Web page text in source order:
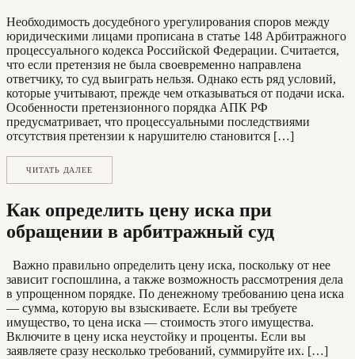
Необходимость досудебного урегулирования споров между
юридическими лицами прописана в статье 148 Арбитражного
процессуального кодекса Российской Федерации. Считается,
что если претензия не была своевременно направлена
ответчику, то суд выиграть нельзя. Однако есть ряд условий,
которые учитывают, прежде чем отказываться от подачи иска.
Особенности претензионного порядка АПК РФ
предусматривает, что процессуальными последствиями
отсутствия претензии к нарушителю становится […]
ЧИТАТЬ ДАЛЕЕ
Как определить цену иска при
обращении в арбитражный суд
Важно правильно определить цену иска, поскольку от нее
зависит госпошлина, а также возможность рассмотрения дела
в упрощенном порядке. По денежному требованию цена иска
— сумма, которую вы взыскиваете. Если вы требуете
имущество, то цена иска — стоимость этого имущества.
Включите в цену иска неустойку и проценты. Если вы
заявляете сразу несколько требований, суммируйте их. […]